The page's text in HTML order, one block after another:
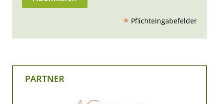
* Pflichteingabefelder
PARTNER